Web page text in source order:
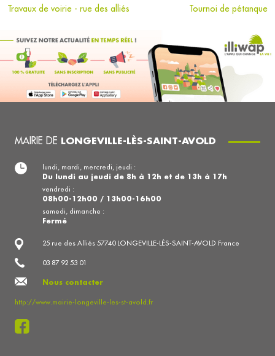
Travaux de voirie - rue des alliés
Tournoi de pétanque
MAIRIE DE LONGEVILLE-LÈS-SAINT-AVOLD
25 rue des Alliés 57740 LONGEVILLE-LÈS-SAINT-AVOLD France
03 87 92 53 01
Nous contacter
http://www.mairie-longeville-les-st-avold.fr
lundi, mardi, mercredi, jeudi :
Du lundi au jeudi de 8h à 12h et de 13h à 17h
vendredi :
08h00-12h00 / 13h00-16h00
samedi, dimanche :
Fermé